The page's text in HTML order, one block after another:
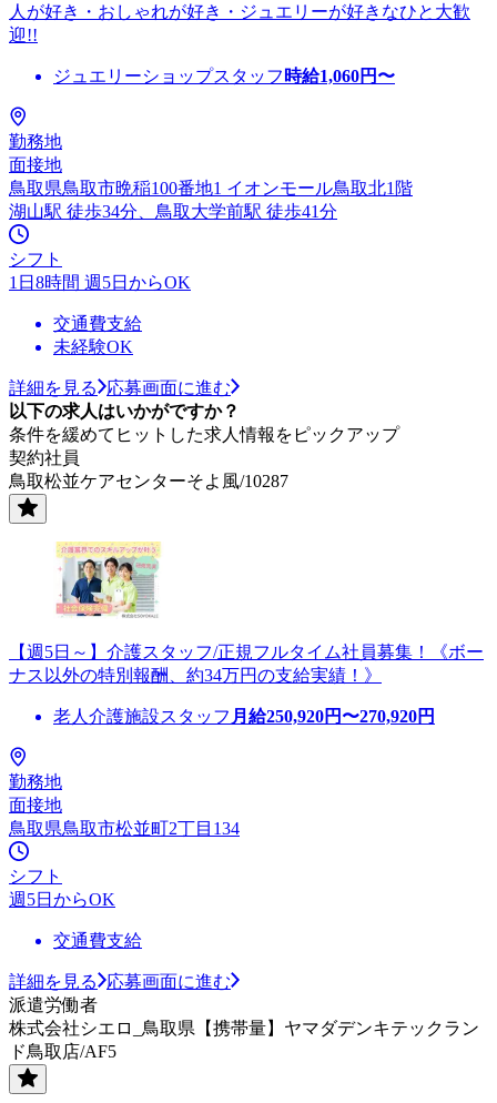
人が好き・おしゃれが好き・ジュエリーが好きなひと大歓
迎!!
ジュエリーショップスタッフ 時給1,060円〜
勤務地
面接地
鳥取県鳥取市晩稲100番地1 イオンモール鳥取北1階
湖山駅 徒歩34分、鳥取大学前駅 徒歩41分
シフト
1日8時間 週5日からOK
交通費支給
未経験OK
詳細を見る
応募画面に進む
以下の求人はいかがですか？
条件を緩めてヒットした求人情報をピックアップ
契約社員
鳥取松並ケアセンターそよ風/10287
【週5日～】介護スタッフ/正規フルタイム社員募集！《ボー
ナス以外の特別報酬、約34万円の支給実績！》
老人介護施設スタッフ 月給250,920円〜270,920円
勤務地
面接地
鳥取県鳥取市松並町2丁目134
シフト
週5日からOK
交通費支給
詳細を見る
応募画面に進む
派遣労働者
株式会社シエロ_鳥取県【携帯量】ヤマダデンキテックラン
ド鳥取店/AF5